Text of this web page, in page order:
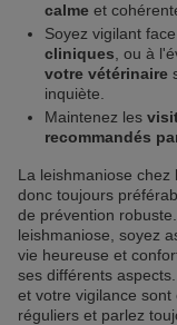
calme et
Soyez vigilant
cliniques , ou à
votre vétérinaire
inquiète.
Maintenez les
recommandés
La leishmaniose
donc toujours
de prévention
leishmaniose, soyez
vie heureuse et
ses différents
et votre vigilance
réguliers et parlez